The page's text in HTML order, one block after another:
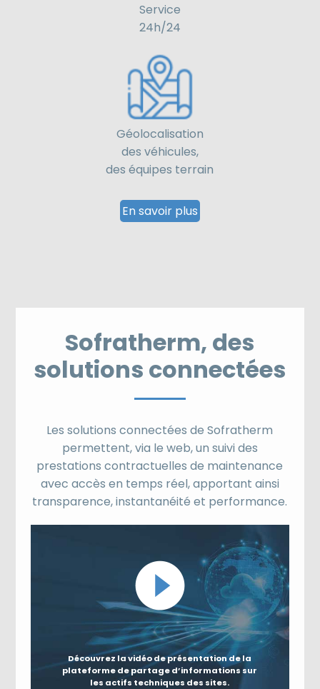
Service
24h/24
Géolocalisation
des véhicules,
des équipes terrain
En savoir plus
Sofratherm, des
solutions connectées
Les solutions connectées de Sofratherm
permettent, via le web, un suivi des
prestations contractuelles de maintenance
avec accès en temps réel, apportant ainsi
transparence, instantanéité et performance.
Découvrez la vidéo de présentation de la
plateforme de partage d’informations sur
les actifs techniques des sites.